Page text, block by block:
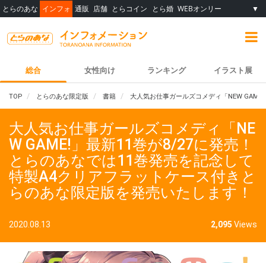
とらのあな インフォ 通販 店舗 とらコイン とら婚 WEBオンリー ▼
総合 女性向け ランキング イラスト展
TOP とらのあな限定版 書籍 大人気お仕事ガールズコメディ「NEW
大人気お仕事ガールズコメディ「NE
W GAME!」最新11巻が8/27に発売！
とらのあなでは11巻発売を記念して
特製A4クリアフラットケース付きと
らのあな限定版を発売いたします！
2020.08.13 2,095 Views